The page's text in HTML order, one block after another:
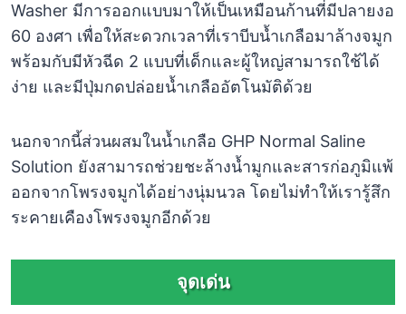
Washer มีการออกแบบมาให้เป็นเหมือนก้านที่มีปลายงอ
60 องศา เพื่อให้สะดวกเวลาที่เราบีบน้ำเกลือมาล้างจมูก
พร้อมกับมีหัวฉีด 2 แบบที่เด็กและผู้ใหญ่สามารถใช้ได้
ง่าย และมีปุ่มกดปล่อยน้ำเกลืออัตโนมัติด้วย
นอกจากนี้ส่วนผสมในน้ำเกลือ GHP Normal Saline
Solution ยังสามารถช่วยชะล้างน้ำมูกและสารก่อภูมิแพ้
ออกจากโพรงจมูกได้อย่างนุ่มนวล โดยไม่ทำให้เรารู้สึก
ระคายเคืองโพรงจมูกอีกด้วย
จุดเด่น